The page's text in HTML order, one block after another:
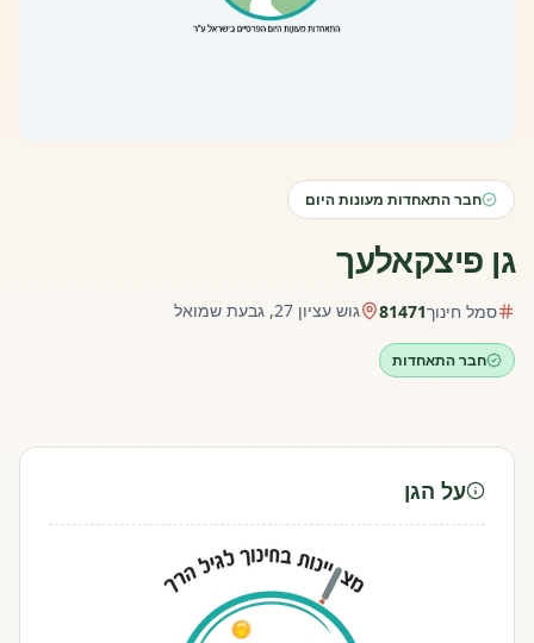
חבר התאחדות מעונות היום
גן פיצקאלעך
סמל חינוך81471 גוש עציון 27, גבעת שמואל
חבר התאחדות
על הגן